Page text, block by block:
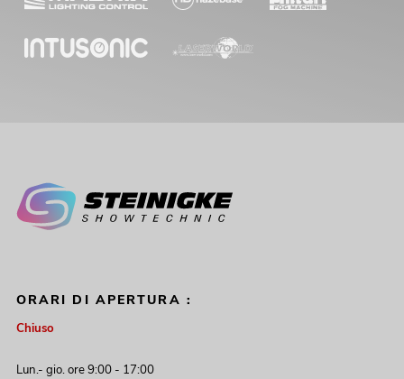
ORARI DI APERTURA :
Chiuso
Lun.- gio. ore 9:00 - 17:00